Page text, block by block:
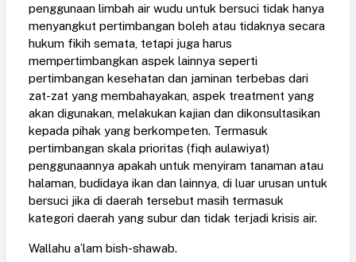
penggunaan limbah air wudu untuk bersuci tidak hanya
menyangkut pertimbangan boleh atau tidaknya secara
hukum fikih semata, tetapi juga harus
mempertimbangkan aspek lainnya seperti
pertimbangan kesehatan dan jaminan terbebas dari
zat-zat yang membahayakan, aspek treatment yang
akan digunakan, melakukan kajian dan dikonsultasikan
kepada pihak yang berkompeten. Termasuk
pertimbangan skala prioritas (fiqh aulawiyat)
penggunaannya apakah untuk menyiram tanaman atau
halaman, budidaya ikan dan lainnya, di luar urusan untuk
bersuci jika di daerah tersebut masih termasuk
kategori daerah yang subur dan tidak terjadi krisis air.
Wallahu a’lam bish-shawab.